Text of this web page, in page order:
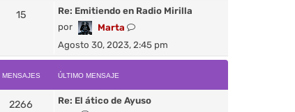
m
m
e
n
j
ú
l
i
m
m
e
15
Re: Emitiendo en Radio Mirilla
por
Marta
V
e
t
i
Agosto 30, 2023, 2:45 pm
MENSAJES ÚLTIMO MENSAJE
2266
Re: El ático de Ayuso